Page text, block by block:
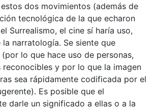
dos movimientos (además de
tecnológica de la que echaron
Surrealismo, el cine sí haría uso,
la narratología. Se siente que
lo que hace uso de personas,
y por lo que la imagen
sea rápidamente codificada por el
Es posible que el
darle un significado a ellas o a la